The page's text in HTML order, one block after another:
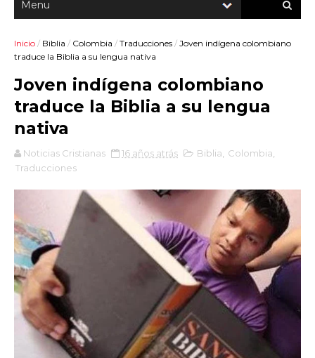
Inicio / Biblia / Colombia / Traducciones / Joven indígena colombiano
traduce la Biblia a su lengua nativa
Joven indígena colombiano
traduce la Biblia a su lengua
nativa
Noticias Cristianas 16 años atrás Biblia Colombia
Traducciones